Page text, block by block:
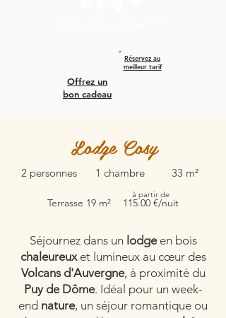
Réservez au
meilleur tarif
Offrez un
bon cadeau
Lodge Cosy
2 personnes 1 chambre 33 m²
Terrasse 19 m²
à partir de
115.00 €/nuit
Séjournez dans un lodge en bois
chaleureux et lumineux au cœur des
Volcans d'Auvergne, à proximité du
Puy de Dôme. Idéal pour un week-
end nature, un séjour romantique ou